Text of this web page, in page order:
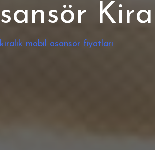
mobil asansör fiyatları